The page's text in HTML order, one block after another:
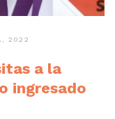
2022
a la
ingresado